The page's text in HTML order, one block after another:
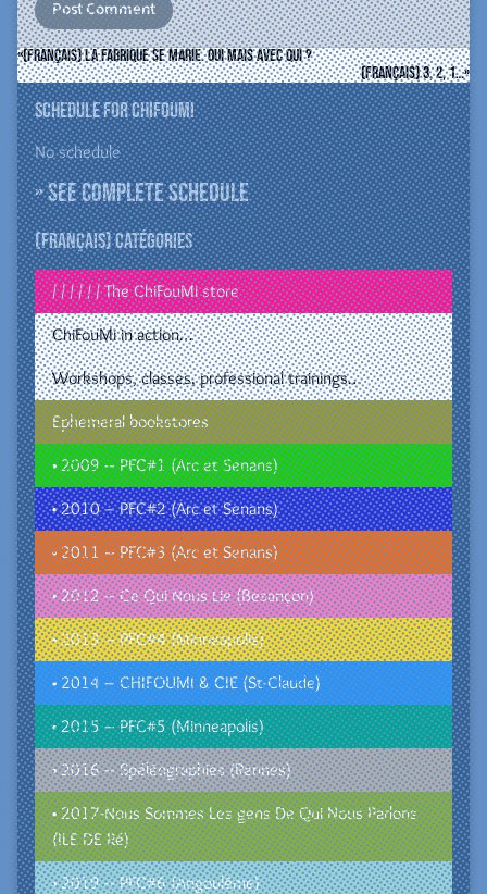
(Français) La Fabrique se marie. Oui mais avec qui ?
(Français) 3, 2, 1…
Schedule for ChiFouMi
No schedule
» See complete schedule
(Français) Catégories
/ / / / / / The ChiFouMi store
ChiFouMi in action…
Workshops, classes, professional trainings…
Ephemeral bookstores
• 2009 – PFC#1 (Arc et Senans)
• 2010 – PFC#2 (Arc et Senans)
• 2011 – PFC#3 (Arc et Senans)
• 2012 – Ce Qui Nous Lie (Besançon)
• 2013 – PFC#4 (Minneapolis)
• 2014 – CHIFOUMI & CIE (St-Claude)
• 2015 – PFC#5 (Minneapolis)
• 2016 – Spéléographies (Rennes)
• 2017-Nous Sommes Les gens De Qui Nous Parlons
(ILE DE Ré)
• 2019 – PFC#6 (Angoulême)